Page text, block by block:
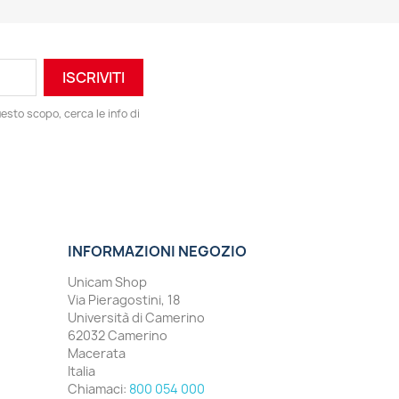
scopo, cerca le info di
INFORMAZIONI NEGOZIO
Unicam Shop
Via Pieragostini, 18
Università di Camerino
62032 Camerino
Macerata
Italia
Chiamaci: 800 054 000